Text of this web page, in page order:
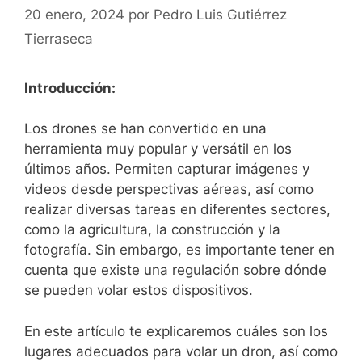
20 enero, 2024 por Pedro Luis Gutiérrez
Tierraseca
Introducción:
Los ​drones se han convertido en una
herramienta muy ⁢popular y versátil en los
últimos⁣ años. ⁤Permiten capturar imágenes y
videos desde perspectivas aéreas, así como
realizar diversas tareas en diferentes sectores,
como la agricultura, la construcción y ‍la
fotografía. Sin embargo, es importante tener en
cuenta que existe una regulación sobre dónde
se ⁢pueden volar estos ​dispositivos.
En este artículo te ⁤explicaremos cuáles son los​
lugares adecuados para⁣ volar un dron, así como